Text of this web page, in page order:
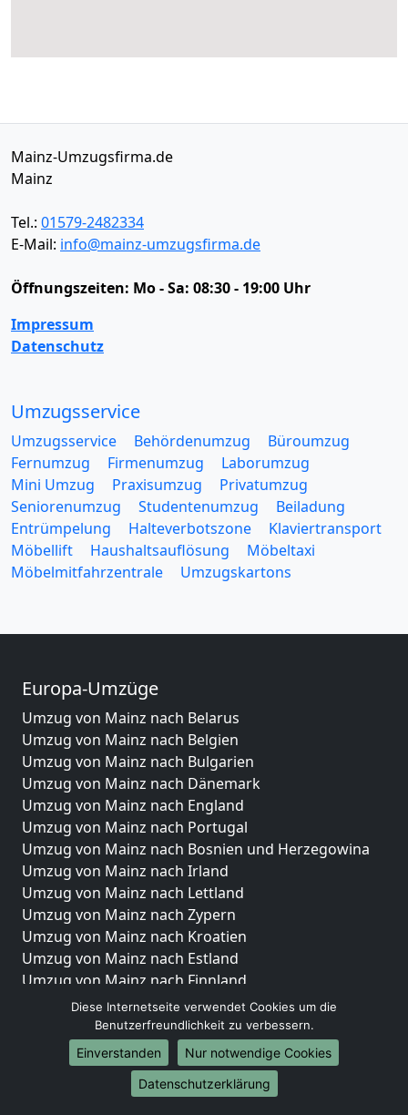
Mainz-Umzugsfirma.de
Mainz
Tel.: 01579-2482334
E-Mail: info@mainz-umzugsfirma.de
Öffnungszeiten: Mo - Sa: 08:30 - 19:00 Uhr
Impressum
Datenschutz
Umzugsservice
Umzugsservice Behördenumzug
Büroumzug
Fernumzug
Firmenumzug
Laborumzug
Mini Umzug
Praxisumzug
Privatumzug
Seniorenumzug
Studentenumzug
Beiladung
Entrümpelung
Halteverbotszone
Klaviertransport
Möbellift
Haushaltsauflösung
Möbeltaxi
Möbelmitfahrzentrale
Umzugskartons
Europa-Umzüge
Umzug von Mainz nach Belarus
Umzug von Mainz nach Belgien
Umzug von Mainz nach Bulgarien
Umzug von Mainz nach Dänemark
Umzug von Mainz nach England
Umzug von Mainz nach Portugal
Umzug von Mainz nach Bosnien und Herzegowina
Umzug von Mainz nach Irland
Umzug von Mainz nach Lettland
Umzug von Mainz nach Zypern
Umzug von Mainz nach Kroatien
Umzug von Mainz nach Estland
Umzug von Mainz nach Finnland
Umzug von Mainz nach Frankreich
Umzug von Mainz nach Griechenland
Umzug von Mainz nach Italien
Umzug von Mainz nach Liechtenstein
Umzug von Mainz nach Luxemburg
Diese Internetseite verwendet Cookies um die
Benutzerfreundlichkeit zu verbessern.
Einverstanden
Nur notwendige Cookies
Datenschutzerklärung